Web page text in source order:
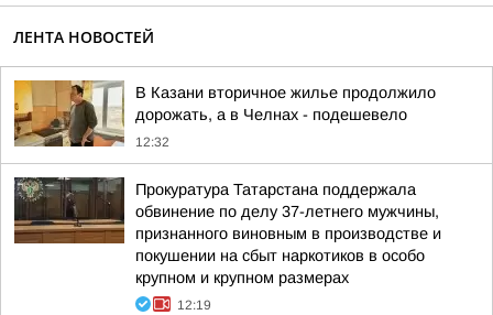
ЛЕНТА НОВОСТЕЙ
В Казани вторичное жилье продолжило
дорожать, а в Челнах - подешевело
12:32
Прокуратура Татарстана поддержала
обвинение по делу 37-летнего мужчины,
признанного виновным в производстве и
покушении на сбыт наркотиков в особо
крупном и крупном размерах
12:19